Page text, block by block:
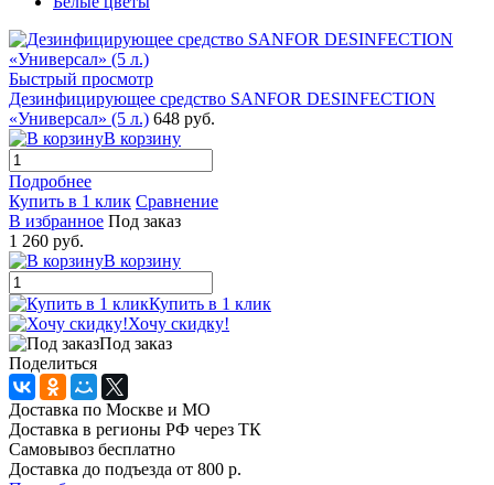
Быстрый просмотр
Дезинфицирующее средство SANFOR DESINFECTION
«Универсал» (5 л.) 648 руб.
В корзину
Подробнее
Купить в 1 клик Сравнение
В избранное Под заказ
1 260 руб.
В корзину
Купить в 1 клик
Хочу скидку!
Под заказ
Поделиться
Доставка по Москве и МО
Доставка в регионы РФ через ТК
Самовывоз бесплатно
Доставка до подъезда от 800 р.